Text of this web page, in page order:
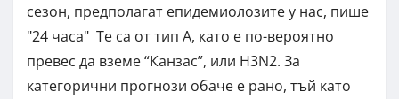
сезон, предполагат епидемиолозите у нас, пише
"24 часа" Те са от тип А, като е по-вероятно
превес да вземе “Канзас”, или H3N2. За
категорични прогнози обаче е рано, тъй като